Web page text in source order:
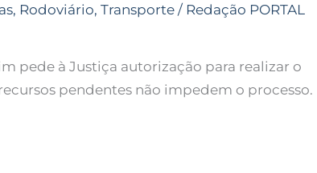
, Rodoviário, Transporte / Redação PORTAL
pede à Justiça autorização para realizar o
pendentes não impedem o processo.